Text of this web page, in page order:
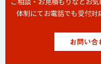
体制にてお電話でも受付対